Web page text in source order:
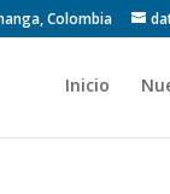
Colombia
Inicio